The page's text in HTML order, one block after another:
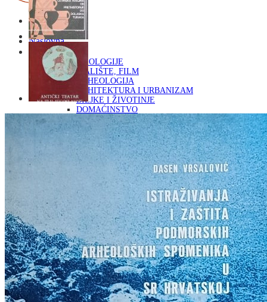
Naslovna
KNJIGE
OD ARHEOLOGIJE
DO KAZALIŠTE, FILM
ARHEOLOGIJA
ARHITEKTURA I URBANIZAM
BILJKE I ŽIVOTINJE
DOMAĆINSTVO
ENCIKLOPEDIJE I LEKSIKONI
ETNOLOGIJA
FILOZOFIJA, SOCIOLOGIJA, ANTROPOLOGIJA
FOTOGRAFIJA
GLAZBENA UMJETNOST
KAZALIŠTE, FILM
OD KNJIŽEVNOST
DO RELIGIJA
KNJIŽEVNOST
LIKOVNA UMJETNOST
LJEKOVITO BILJE I ZDRAVLJE
MITOLOGIJA
POVIJEST I PUBLICISTIKA
PRIRODNE ZNANOSTI
PSIHOLOGIJA, POPULARNA PSIHOLOGIJA,
ALTERNATIVA
RAZNO
RELIGIJA
OD RJEČNIKA